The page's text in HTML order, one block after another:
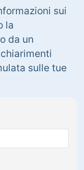
sui
la
da un
sulle tue